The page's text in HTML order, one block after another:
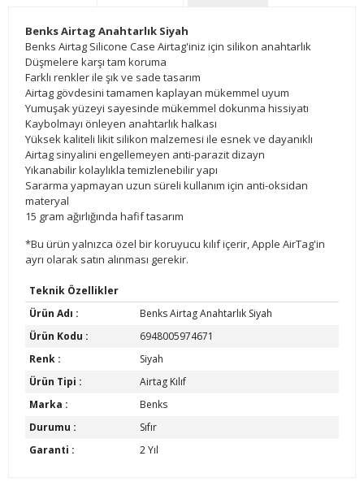
Benks Airtag Anahtarlık Siyah
Benks Airtag Silicone Case Airtag'iniz için silikon anahtarlık
Düşmelere karşı tam koruma
Farklı renkler ile şık ve sade tasarım
Airtag gövdesini tamamen kaplayan mükemmel uyum
Yumuşak yüzeyi sayesinde mükemmel dokunma hissiyatı
Kaybolmayı önleyen anahtarlık halkası
Yüksek kaliteli likit silikon malzemesi ile esnek ve dayanıklı
Airtag sinyalini engellemeyen anti-parazit dizayn
Yıkanabilir kolaylıkla temizlenebilir yapı
Sararma yapmayan uzun süreli kullanım için anti-oksidan
materyal
15 gram ağırlığında hafif tasarım
*Bu ürün yalnızca özel bir koruyucu kılıf içerir, Apple AirTag'in
ayrı olarak satın alınması gerekir.
Teknik Özellikler
Ürün Adı :
Benks Airtag Anahtarlık Siyah
Ürün Kodu :
6948005974671
Renk :
Siyah
Ürün Tipi :
Airtag Kılıf
Marka :
Benks
Durumu :
Sıfır
Garanti :
2 Yıl